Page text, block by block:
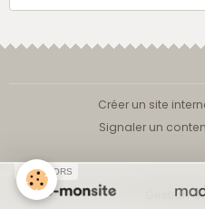
Créer un site
Signaler un
Gestion
SPONSORS